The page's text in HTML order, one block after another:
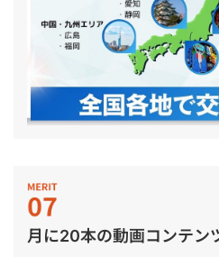
月に20本の動画コンテン